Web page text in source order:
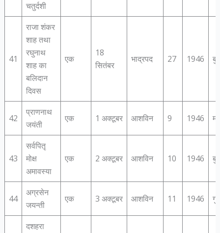
चतुर्दशी
41
राजा शंकर
शाह तथा
रघुनाथ
शाह का
बलिदान
दिवस
एक
18
सितंबर
भाद्रपद 27 1946
42
प्राणनाथ
जयंती
एक 1 अक्टूबर आशविन 9 1946
43
सर्वपितृ
मोक्ष
अमावस्‍या
एक 2 अक्टूबर आशविन 10 1946
44
अग्रसेन
जयन्‍ती
एक 3 अक्टूबर आशविन 11 1946
दशहरा